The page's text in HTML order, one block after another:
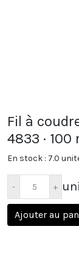
Fil à
4833 ·
En stock : 7.0
Ajouter au